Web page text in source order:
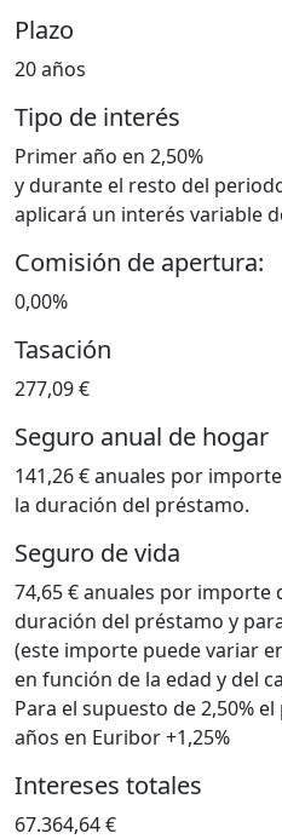
Plazo
20 años
Tipo de interés
Primer año en 2,50%
y durante el resto del
aplicará un interés variable
Comisión de apertura:
0,00%
Tasación
277,09 €
Seguro anual de hogar
141,26 € anuales por
la duración del préstamo.
Seguro de vida
74,65 € anuales por importe
duración del préstamo y
(este importe puede variar
en función de la edad y del
Para el supuesto de 2,50%
años en Euribor +1,25%
Intereses totales
67.364,64 €